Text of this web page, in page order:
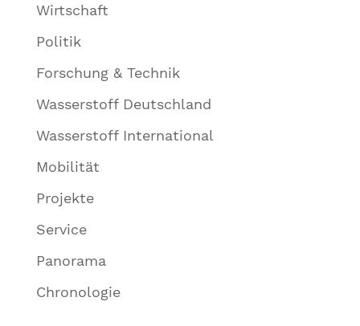
Wirtschaft
Politik
Forschung & Technik
Wasserstoff Deutschland
Wasserstoff International
Mobilität
Projekte
Service
Panorama
Chronologie